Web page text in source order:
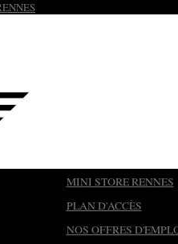
MINI STORE RENNES
PLAN D'ACCÈS
NOS OFFRES